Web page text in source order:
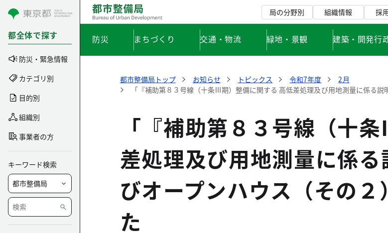
コンテンツにスキップ
都全体で探す
防災・緊急情報
カテゴリ別
目的別
組織別
事業者の方
キーワード検索
局の分野別 組織情報 採
防災 まちづくり 交通・物流 緑地・景観 建築・開発行
都市整備局トップ お知らせ トピックス 令和7年度
2月
「『補助第８３号線（十条Ⅲ期）整備に関する 高低差処理及び用地測量に係る
「『補助第８３号線（十
差処理及び用地測量に係
びオープンハウス（その
た